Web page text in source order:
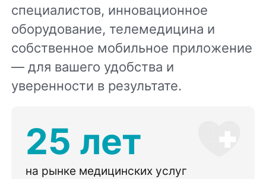
специалистов, инновационное
оборудование, телемедицина и
собственное мобильное приложение
— для вашего удобства и
уверенности в результате.
25 лет
на рынке медицинских услуг